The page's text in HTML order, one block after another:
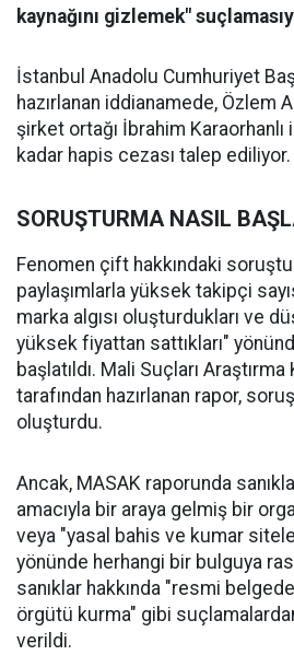
kaynağını gizlemek"
İstanbul Anadolu Cumhuriyet
hazırlanan iddianamede, Özlem
şirket ortağı İbrahim Karaorhanlı
kadar hapis cezası talep ediliyor.
SORUŞTURMA NASIL
Fenomen çift hakkındaki
paylaşımlarla yüksek takipçi
marka algısı oluşturdukları ve
yüksek fiyattan sattıkları"
başlatıldı. Mali Suçları
tarafından hazırlanan rapor,
oluşturdu.
Ancak, MASAK raporunda
amacıyla bir araya gelmiş bir
veya "yasal bahis ve kumar
yönünde herhangi bir bulguya
sanıklar hakkında "resmi
örgütü kurma" gibi
verildi.